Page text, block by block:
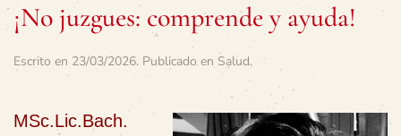
¡No juzgues: comprende y ayuda!
Escrito en 23/03/2026. Publicado en Salud.
MSc.Lic.Bach.